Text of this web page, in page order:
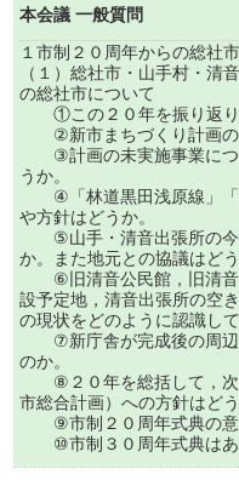
本会議 一般質問
１市制２０周年からの総社
（１）総社市・山手村・清
の総社市について
①この２０年を振り返り
②新市まちづくり計画の
③計画の未実施事業につ
うか。
④「林道黒田浅原線」「
や方針はどうか。
⑤山手・清音出張所の今
か。また地元との協議はどう
⑥旧清音公民館，旧清音
設予定地，清音出張所の空
の現状をどのように認識して
⑦新庁舎が完成後の周辺
のか。
⑧２０年を総括して，次
市総合計画）への方針はどう
⑨市制２０周年式典の意
⑩市制３０周年式典はあ